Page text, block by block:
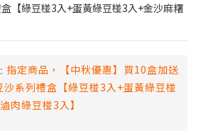
【綠豆椪3入+蛋黃綠豆椪3入+金沙麻糬
指定商品，【中秋優惠】買10盒加送
系列禮盒【綠豆椪3入+蛋黃綠豆椪
肉綠豆椪3入】